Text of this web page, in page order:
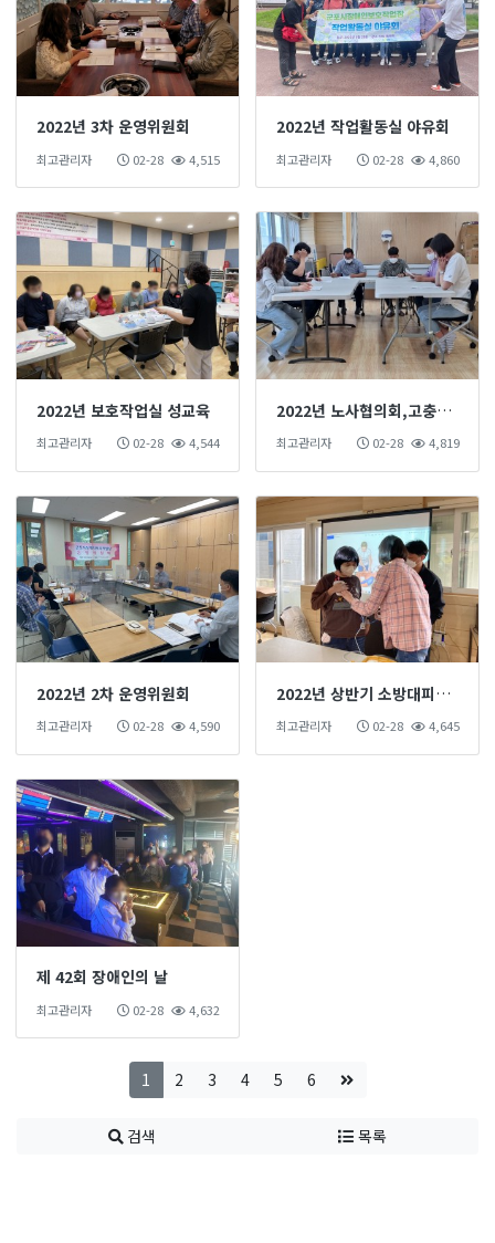
2022년 3차 운영위원회
최고관리자 02-28 4,515
2022년 작업활동실 야유회
최고관리자 02-28 4,860
2022년 보호작업실 성교육
최고관리자 02-28 4,544
2022년 노사협의회,고충처리위원회 결과
최고관리자 02-28 4,819
2022년 2차 운영위원회
최고관리자 02-28 4,590
2022년 상반기 소방대피훈련
최고관리자 02-28 4,645
제 42회 장애인의 날
최고관리자 02-28 4,632
1 2 3 4 5 6
검색 목록